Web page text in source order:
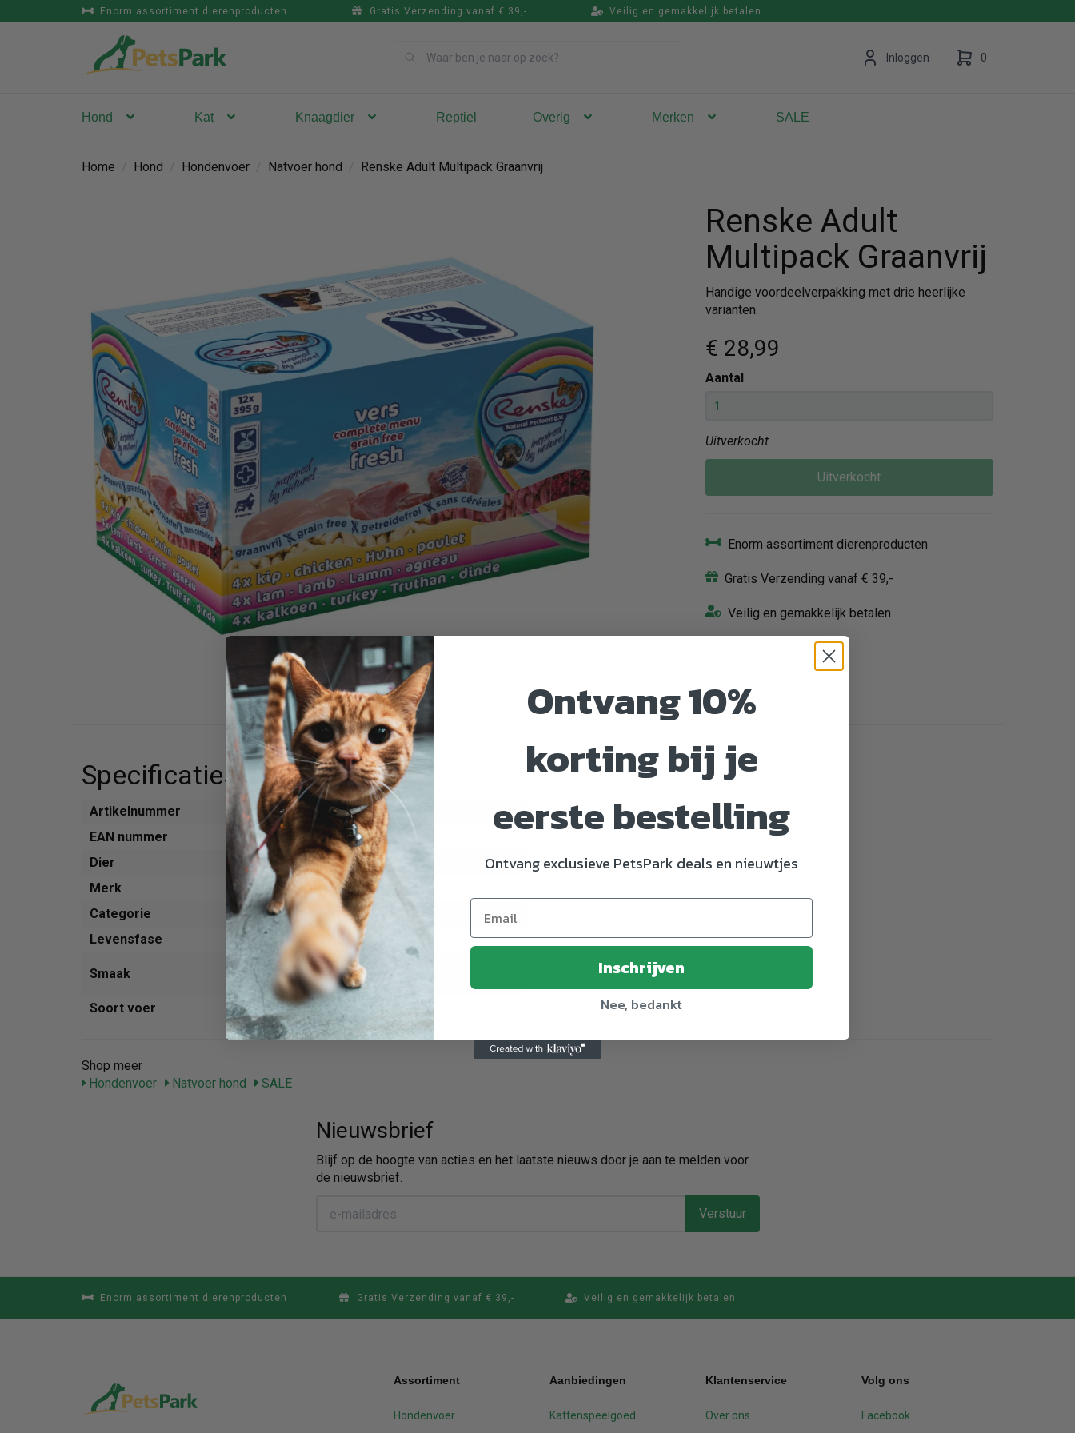
Enorm assortiment dierenproducten Gratis Verzending vanaf € 39,- Veilig en gemakkelijk betalen
Inloggen 0
Vul hem met producten.
Hond Kat Knaagdier Reptiel Overig Merken SALE
Home Hond Hondenvoer Natvoer hond Renske Adult Multipack Graanvrij
Renske Adult
Multipack Graanvrij
Handige voordeelverpakking met drie heerlijke
varianten.
€ 28,99
Aantal
Uitverkocht
Uitverkocht
Enorm assortiment dierenproducten
Gratis Verzending vanaf € 39,-
Veilig en gemakkelijk betalen
Specificaties
Artikelnummer
763170
EAN nummer
8717185296235
Dier
Hond
Merk
Renske
Categorie
Voer
Levensfase
Volwassen
Smaak
Kip
Pompoen
Soort voer
Natvoer
Shop meer
Hondenvoer
Natvoer hond SALE
Nieuwsbrief
Blijf op de hoogte van acties en het laatste nieuws door je aan te melden voor
de nieuwsbrief.
Verstuur
Enorm assortiment dierenproducten Gratis Verzending vanaf € 39,- Veilig en gemakkelijk betalen
Assortiment
Hondenvoer
Aanbiedingen
Kattenspeelgoed
Klantenservice
Over ons
Volg ons
Facebook
Ontvang 10%
korting bij je
eerste bestelling
Ontvang exclusieve PetsPark deals en nieuwtjes
Inschrijven
Nee, bedankt